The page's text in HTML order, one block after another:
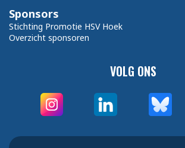
VOLG ONS
Sponsors
Stichting Promotie HSV Hoek
Overzicht sponsoren